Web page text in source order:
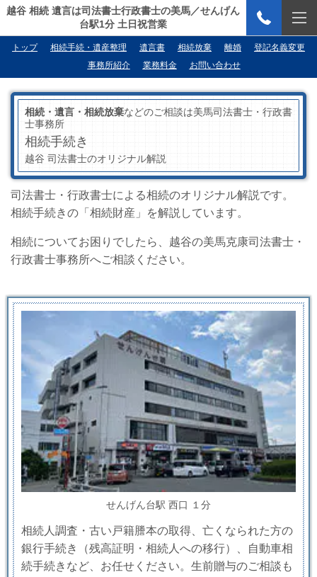
越谷 相続 遺言は司法書士行政書士の美馬／せんげん
台駅1分 土日祝営業
トップ 相続手続・遺産整理 遺言書 相続放棄 離婚
登記名義変更
事務所紹介
業務料金 お問い合わせ
相続・遺言・相続放棄などのご相談は美馬司法書士・行政書
士事務所
相続手続き
越谷 司法書士のオリジナル解説
司法書士・行政書士による相続のオリジナル解説です。
相続手続きの「相続財産」を解説しています。
相続についてお困りでしたら、越谷の美馬克康司法書士・
行政書士事務所へご相談ください。
せんげん台駅 西口 １分
相続人調査・古い戸籍謄本の取得、亡くなられた方の
銀行手続き（残高証明・相続人への移行）、自動車相
続手続きなど、お任せください。生前贈与のご相談も